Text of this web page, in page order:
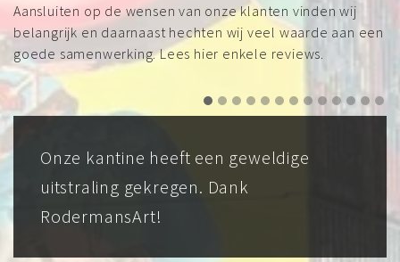
Aansluiten op de wensen van onze klanten vinden wij
belangrijk en daarnaast hechten wij veel waarde aan een
goede samenwerking. Lees hier enkele reviews.
heeft een geweldige
Dank
Tim heeft
kantine, de